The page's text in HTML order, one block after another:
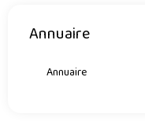
Annuaire
Annuaire